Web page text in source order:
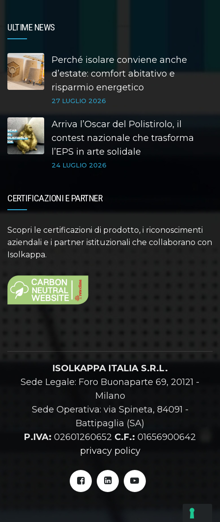
ULTIME NEWS
Perché isolare conviene anche
d’estate: comfort abitativo e
risparmio energetico
27 LUGLIO 2026
Arriva l’Oscar del Polistirolo, il
contest nazionale che trasforma
l’EPS in arte solidale
24 LUGLIO 2026
CERTIFICAZIONI E PARTNER
Scopri le certificazioni di prodotto, i riconoscimenti
aziendali e i partner istituzionali che collaborano con
Isolkappa.
ISOLKAPPA ITALIA S.R.L.
Sede Legale: Foro Buonaparte 69, 20121 -
Milano
Sede Operativa: via Spineta, 84091 -
Battipaglia (SA)
P.IVA: 02601260652 C.F.: 01656900642
privacy policy